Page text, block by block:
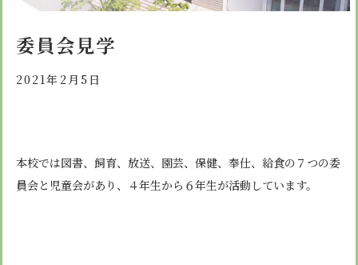
心の育成
礼の育成
知の育成
体験入学
諸届出用紙
卒業生進学先
学校紹介
学校生活
施設紹介
安心・安全
スクールバス
アクセス
個人情報保護方針
特定商取引法に基づく表示
委員会見学
2021年2月5日
本校では図書、飼育、放送、園芸、保健、奉仕、給食の７つの委
員会と児童会があり、４年生から６年生が活動しています。